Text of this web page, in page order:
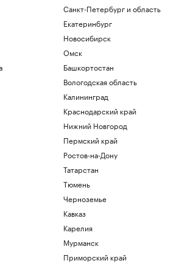
Санкт-Петербург и область
Екатеринбург
Новосибирск
Омск
Башкортостан
Вологодская область
Калининград
Краснодарский край
Нижний Новгород
Пермский край
Ростов-на-Дону
Татарстан
Тюмень
Черноземье
Кавказ
Карелия
Мурманск
Приморский край